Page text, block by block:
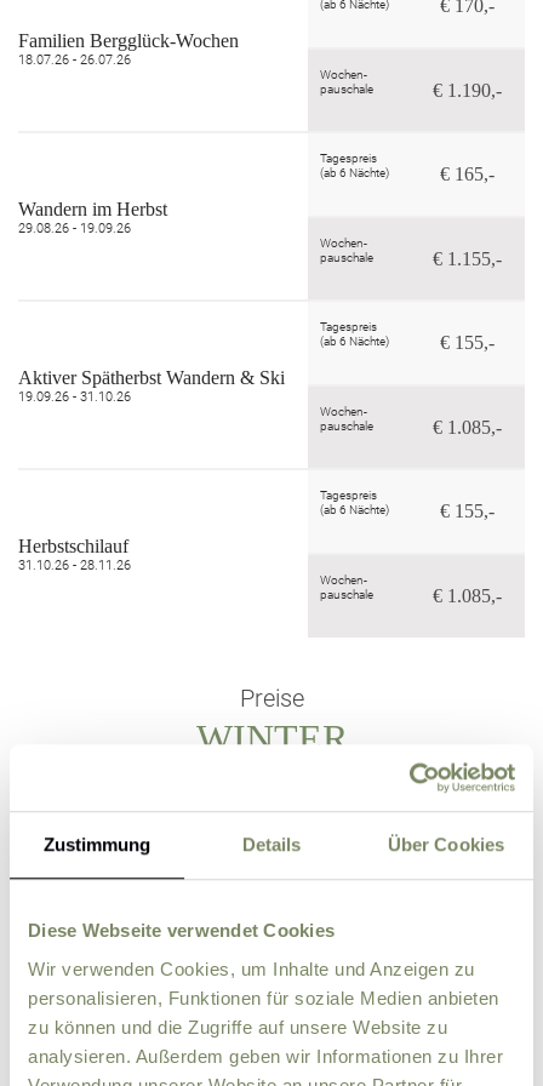
Zustimmung Details Über Cookies
Diese Webseite verwendet Cookies
Wir verwenden Cookies, um Inhalte und Anzeigen zu
personalisieren, Funktionen für soziale Medien anbieten
zu können und die Zugriffe auf unsere Website zu
analysieren. Außerdem geben wir Informationen zu Ihrer
Familien Bergglück-Wochen
18.07.26 - 26.07.26
(ab 6 Nächte)
€ 170,-
Wochen-
pauschale
€ 1.190,-
Wandern im Herbst
29.08.26 - 19.09.26
Tagespreis
(ab 6 Nächte)
€ 165,-
Wochen-
pauschale
€ 1.155,-
Aktiver Spätherbst Wandern & Ski
19.09.26 - 31.10.26
Tagespreis
(ab 6 Nächte)
€ 155,-
Wochen-
pauschale
€ 1.085,-
Herbstschilauf
31.10.26 - 28.11.26
Tagespreis
(ab 6 Nächte)
€ 155,-
Wochen-
pauschale
€ 1.085,-
Preise
WINTER
KOSTENLOS
für Kinder bis 5 Jahre!
m Septe
mber
mber, sowie Juni &
Juli 2025